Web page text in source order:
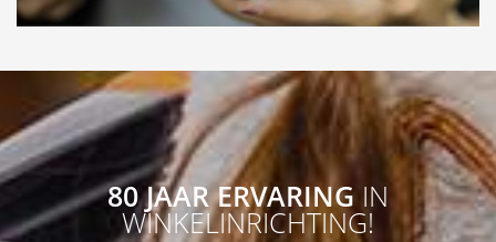
80 JAAR ERVARING IN
WINKELINRICHTING!